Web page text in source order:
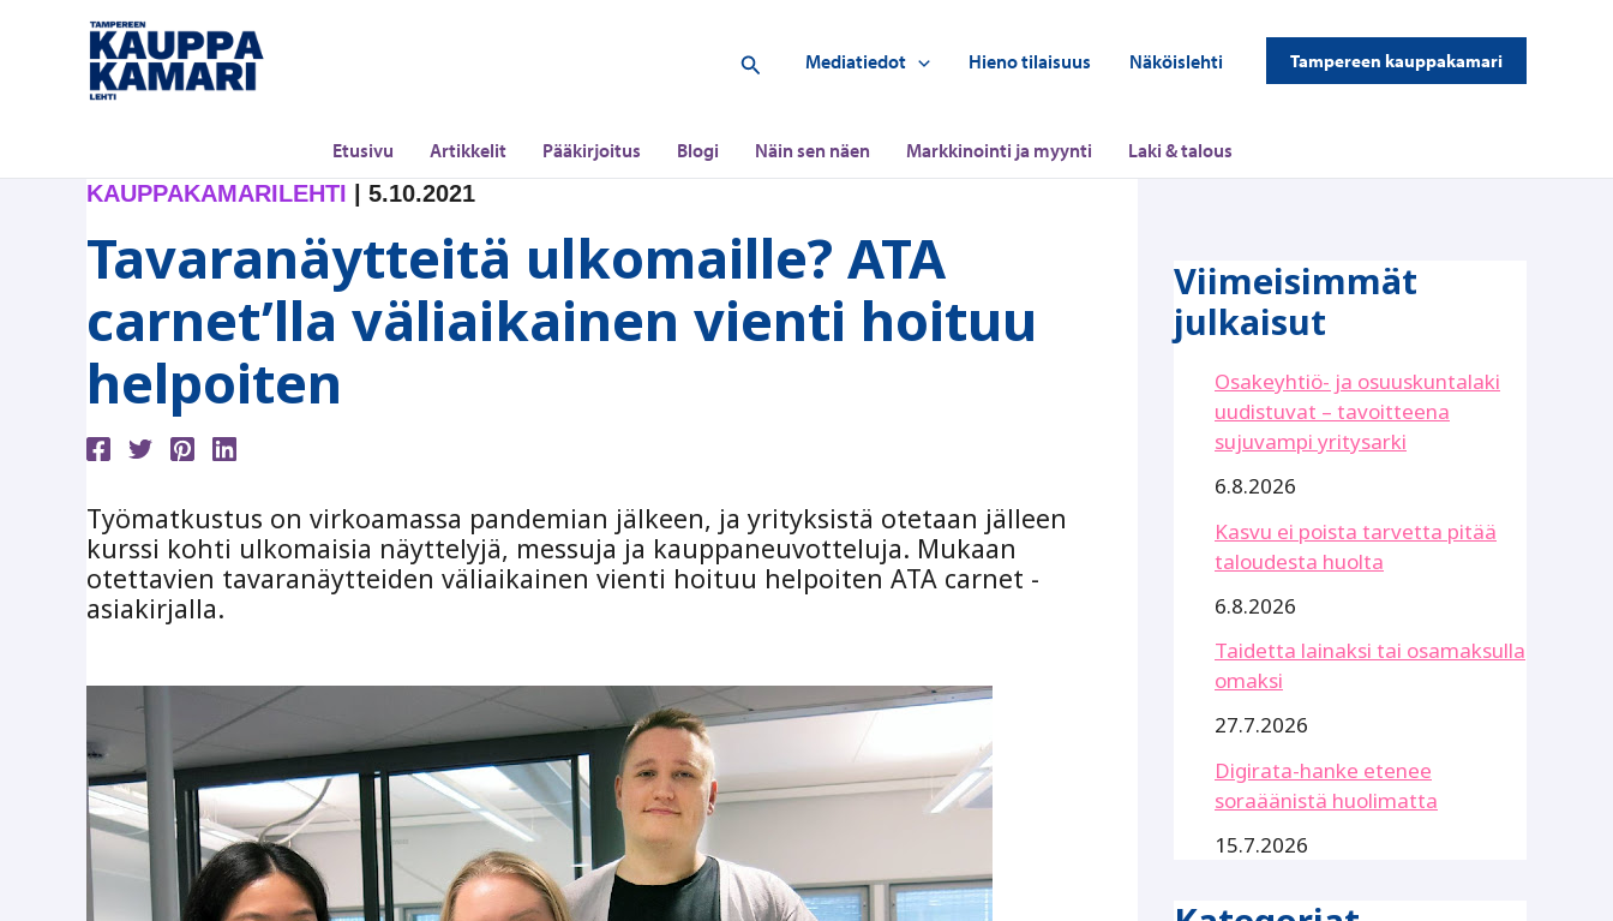
Hae Mediatiedot Hieno tilaisuus Näköislehti Tampereen kauppakamari
Etusivu Artikkelit Pääkirjoitus Blogi Näin sen näen Markkinointi ja myynti Laki & talous
KAUPPAKAMARILEHTI | 5.10.2021
Tavaranäytteitä ulkomaille? ATA
carnet’lla väliaikainen vienti hoituu
helpoiten
Työmatkustus on virkoamassa pandemian jälkeen, ja yrityksistä otetaan jälleen
kurssi kohti ulkomaisia näyttelyjä, messuja ja kauppaneuvotteluja. Mukaan
otettavien tavaranäytteiden väliaikainen vienti hoituu helpoiten ATA carnet -
asiakirjalla.
Viimeisimmät
julkaisut
Osakeyhtiö- ja osuuskuntalaki
uudistuvat – tavoitteena
sujuvampi yritysarki
6.8.2026
Kasvu ei poista tarvetta pitää
taloudesta huolta
6.8.2026
Taidetta lainaksi tai osamaksulla
omaksi
27.7.2026
Digirata-hanke etenee
soraäänistä huolimatta
15.7.2026